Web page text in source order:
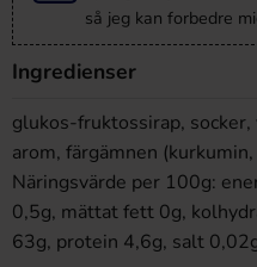
så jeg kan forbedre
Ingredienser
glukos-fruktossirap,
arom, färgämnen
Näringsvärde per 100g:
0,5g, mättat fett 0g,
63g, protein 4,6g, salt